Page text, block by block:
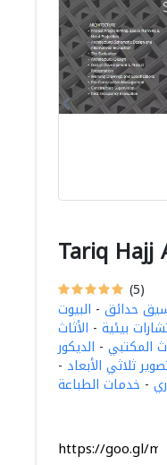
Tariq Hajj
(5)
حدائق - البيوت
بيئية - الأثاث
المكتبي - الديكور
ثلاثي الأبعاد -
- خدمات الطباعة
https://goo.gl/